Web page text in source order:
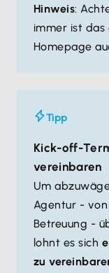
Hinweis:
immer ist
Homepage
Tipp
Kick-off-
vereinbaren
Um
Agentur -
Betreuung -
lohnt es sich
zu